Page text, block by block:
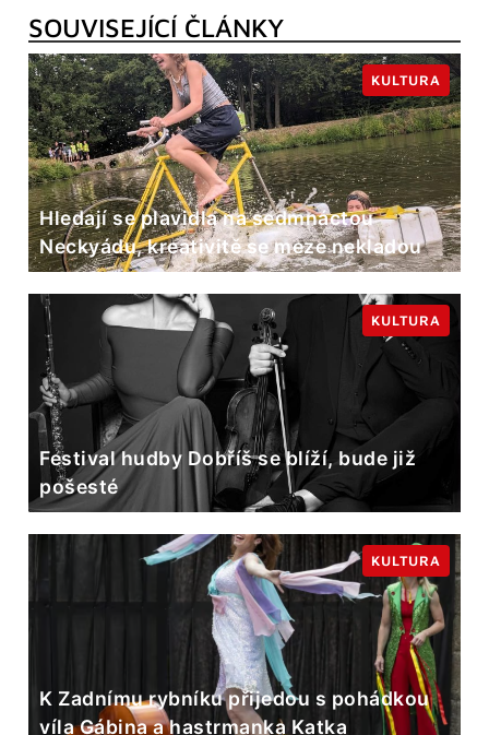
SOUVISEJÍCÍ ČLÁNKY
Hledají se plavidla na sedmnáctou
Neckyádu, kreativitě se meze nekladou
KULTURA
Festival hudby Dobříš se blíží, bude již
pošesté
KULTURA
K Zadnímu rybníku přijedou s pohádkou
víla Gábina a hastrmanka Katka
KULTURA